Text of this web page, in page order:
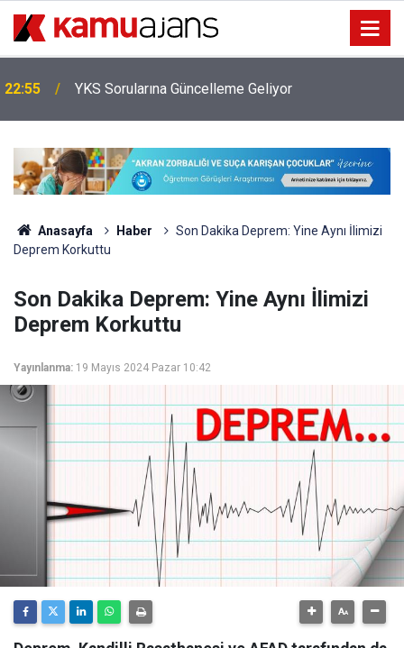
20:25
Yapılacak Mı?
Anasayfa Haber
Son Dakika Deprem: Yine Aynı İlimizi
Deprem Korkuttu
Son Dakika Deprem: Yine Aynı İlimizi
Deprem Korkuttu
Yayınlanma: 19 Mayıs 2024 Pazar 10:42